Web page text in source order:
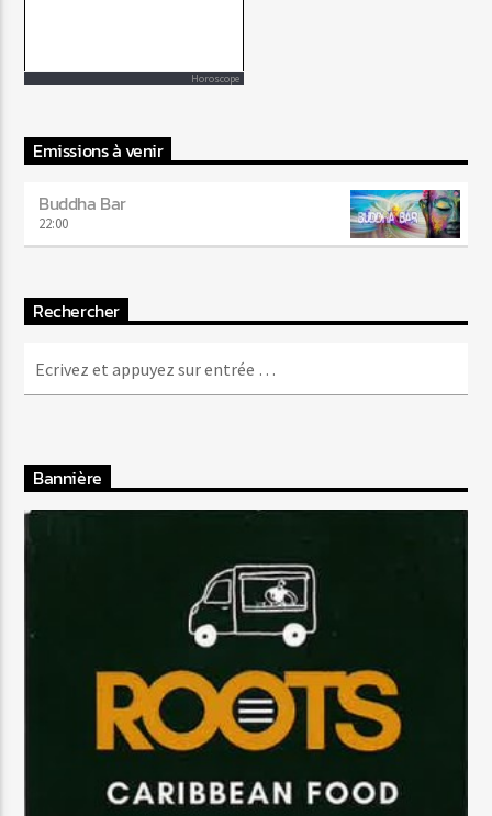
Horoscope
Emissions à venir
Buddha Bar
22:00
Rechercher
Bannière